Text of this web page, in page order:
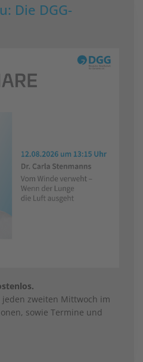
Die DGG-
jeden zweiten Mittwoch im
sowie Termine und